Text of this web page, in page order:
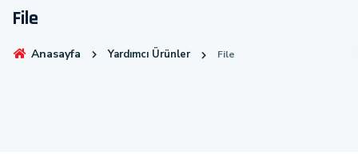
File
Anasayfa Yardımcı Ürünler File